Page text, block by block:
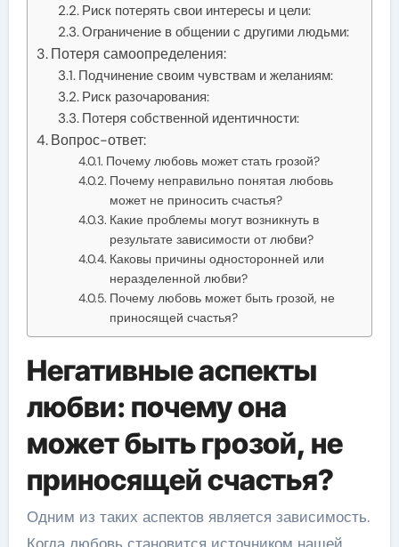
Риск потерять свои интересы и цели:
Ограничение в общении с другими людьми:
Потеря самоопределения:
Подчинение своим чувствам и желаниям:
Риск разочарования:
Потеря собственной идентичности:
Вопрос-ответ:
Почему любовь может стать грозой?
Почему неправильно понятая любовь
может не приносить счастья?
Какие проблемы могут возникнуть в
результате зависимости от любви?
Каковы причины односторонней или
неразделенной любви?
Почему любовь может быть грозой, не
приносящей счастья?
Негативные аспекты
любви: почему она
может быть грозой, не
приносящей счастья?
Одним из таких аспектов является зависимость.